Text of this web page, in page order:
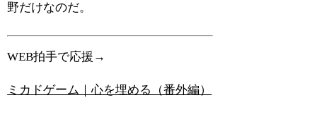
野だけなのだ。
WEB拍手で応援→
ミカドゲーム｜心を埋める（番外編）